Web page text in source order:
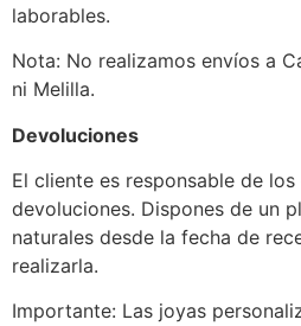
laborables.
Nota: No realizamos envíos a
ni Melilla.
Devoluciones
El cliente es responsable de
devoluciones. Dispones de un
naturales desde la fecha de
realizarla.
Importante: Las joyas